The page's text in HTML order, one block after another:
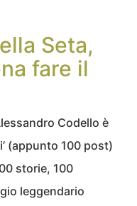
Seta,
fare il
Codello è
(appunto 100 post)
storie, 100
leggendario